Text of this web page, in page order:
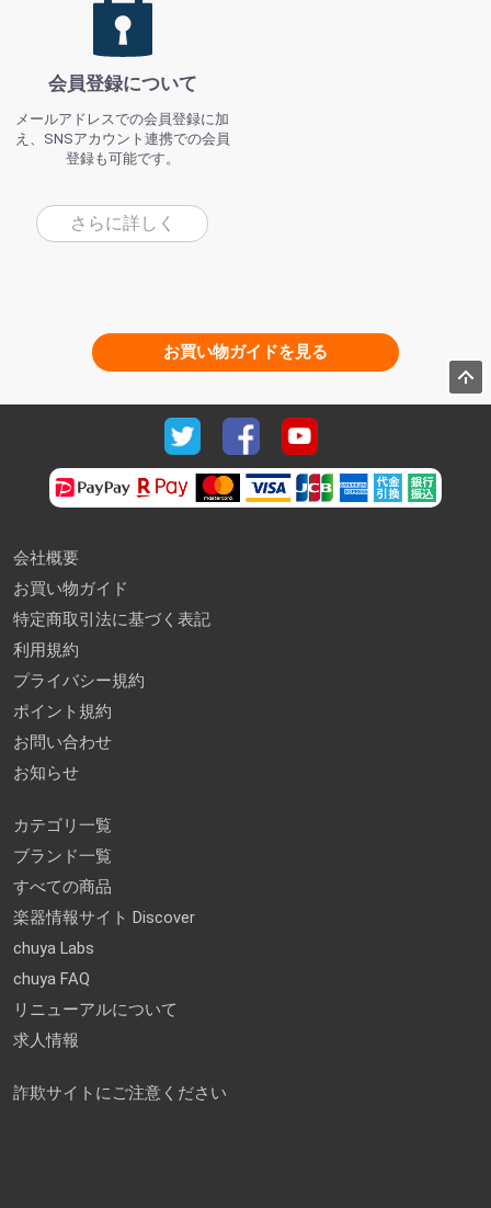
会員登録について
メールアドレスでの会員登録に加
え、SNSアカウント連携での会員
登録も可能です。
さらに詳しく
お買い物ガイドを見る
会社概要
お買い物ガイド
特定商取引法に基づく表記
利用規約
プライバシー規約
ポイント規約
お問い合わせ
お知らせ
カテゴリ一覧
ブランド一覧
すべての商品
楽器情報サイト Discover
chuya Labs
chuya FAQ
リニューアルについて
求人情報
詐欺サイトにご注意ください